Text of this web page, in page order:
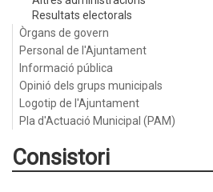
Resultats electorals
Òrgans de govern
Personal de l'Ajuntament
Informació pública
Opinió dels grups municipals
Logotip de l'Ajuntament
Pla d'Actuació Municipal (PAM)
Consistori